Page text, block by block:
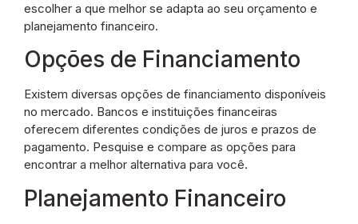
escolher a que melhor se adapta ao seu orçamento e
planejamento financeiro.
Opções de Financiamento
Existem diversas opções de financiamento disponíveis
no mercado. Bancos e instituições financeiras
oferecem diferentes condições de juros e prazos de
pagamento. Pesquise e compare as opções para
encontrar a melhor alternativa para você.
Planejamento Financeiro